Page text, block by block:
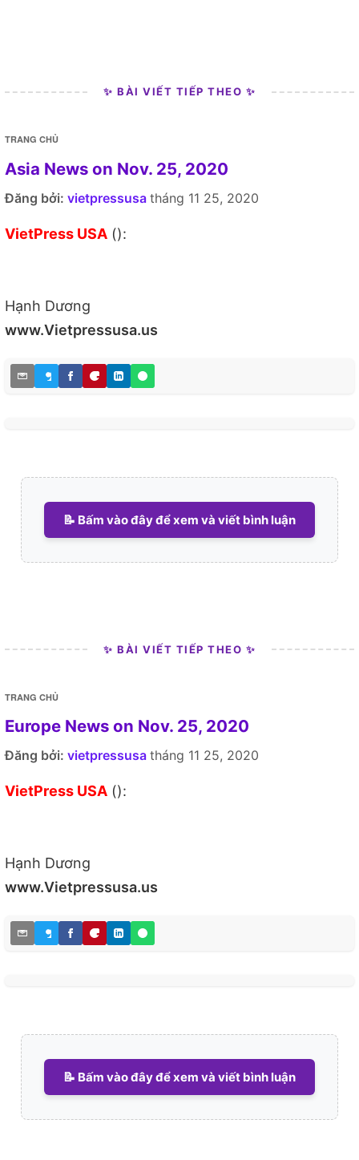
✨ BÀI VIẾT TIẾP THEO ✨
TRANG CHỦ
Asia News on Nov. 25, 2020
Đăng bởi: vietpressusa tháng 11 25, 2020
VietPress USA ():
Hạnh Dương
www.Vietpressusa.us
📝 Bấm vào đây để xem và viết bình luận
✨ BÀI VIẾT TIẾP THEO ✨
TRANG CHỦ
Europe News on Nov. 25, 2020
Đăng bởi: vietpressusa tháng 11 25, 2020
VietPress USA ():
Hạnh Dương
www.Vietpressusa.us
📝 Bấm vào đây để xem và viết bình luận